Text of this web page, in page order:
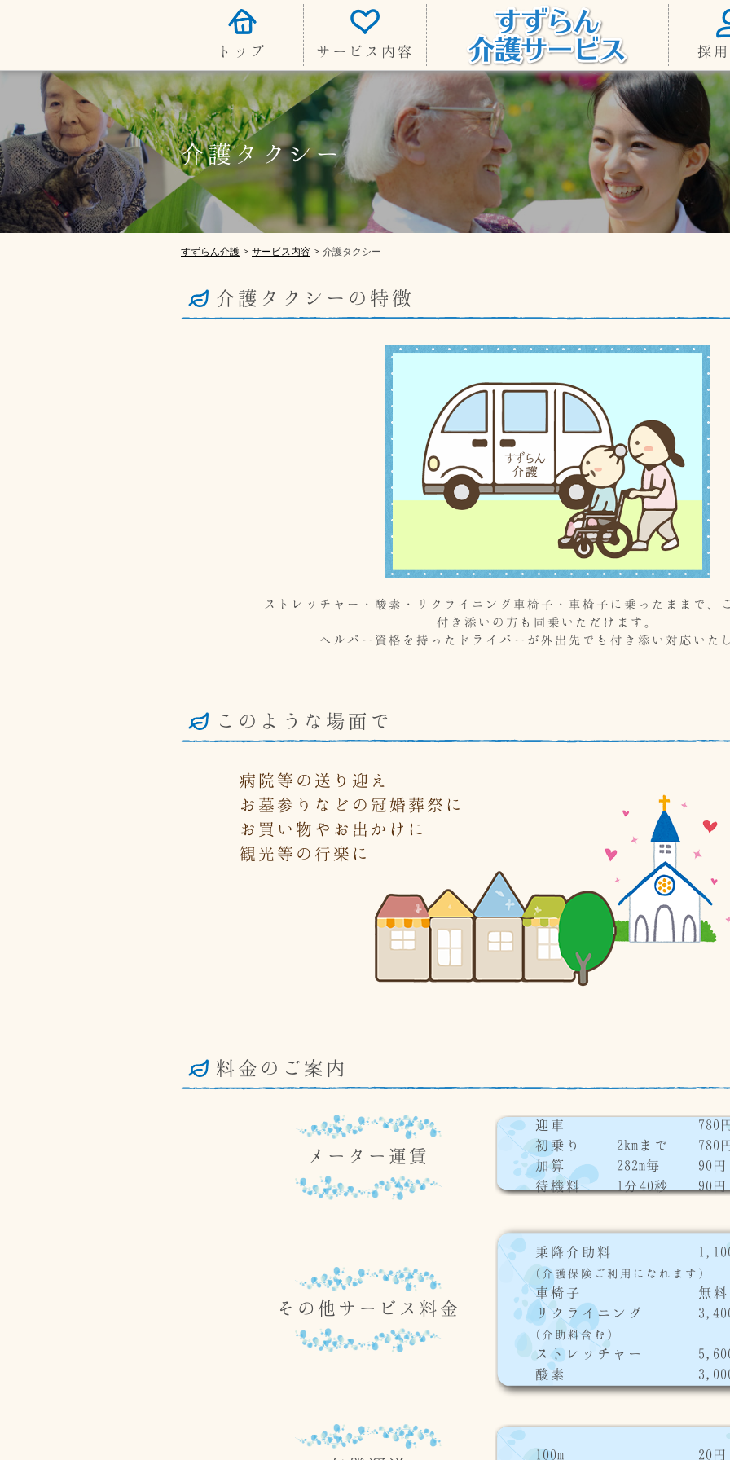
トップ サービス内容 採
介護タクシー
すずらん介護 > サービス内容 > 介護タクシー
介護タクシーの特徴
ストレッチャー・酸素・リクライニング車椅子・車椅子に乗ったままで、
付き添いの方も同乗いただけます。
ヘルパー資格を持ったドライバーが外出先でも付き添い対応いた
このような場面で
病院等の送り迎え
お墓参りなどの冠婚葬祭に
お買い物やお出かけに
観光等の行楽に
料金のご案内
メーター運賃
迎車
780
初乗り
2kmまで
780
加算
282m毎
90円
待機料
1分40秒 90円
その他サービス料金
乗降介助料
(介護保険ご利用になれます)
車椅子
無料
リクライニング
(介助料含む)
ストレッチャー
酸素
100m 20円